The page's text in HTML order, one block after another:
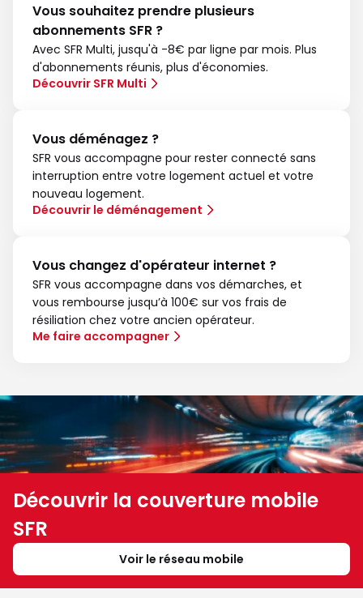
Vous souhaitez prendre plusieurs
abonnements SFR ?
Avec SFR Multi, jusqu'à -8€ par ligne par mois. Plus
d'abonnements réunis, plus d'économies.
Découvrir SFR Multi
Vous déménagez ?
SFR vous accompagne pour rester connecté sans
interruption entre votre logement actuel et votre
nouveau logement.
Découvrir le déménagement
Vous changez d'opérateur internet ?
SFR vous accompagne dans vos démarches, et
vous rembourse jusqu’à 100€ sur vos frais de
résiliation chez votre ancien opérateur.
Me faire accompagner
Découvrir la couverture mobile
SFR
Voir le réseau mobile